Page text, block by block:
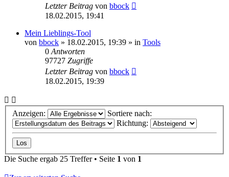
Letzter Beitrag von bbock
18.02.2015, 19:41
Mein Lieblings-Tool
von bbock » 18.02.2015, 19:39 » in Tools
0 Antworten
97727 Zugriffe
Letzter Beitrag von bbock
18.02.2015, 19:39
Anzeigen:
Sortiere nach:
Richtung:
Die Suche ergab 25 Treffer • Seite 1 von 1